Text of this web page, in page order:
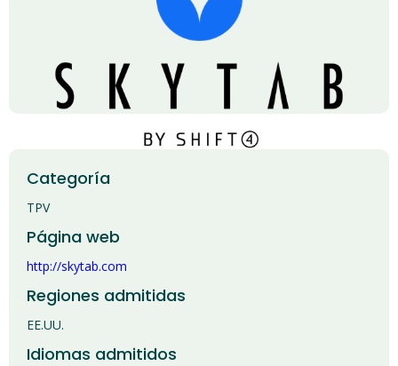
Categoría
TPV
Página web
http://skytab.com
Regiones admitidas
EE.UU.
Idiomas admitidos